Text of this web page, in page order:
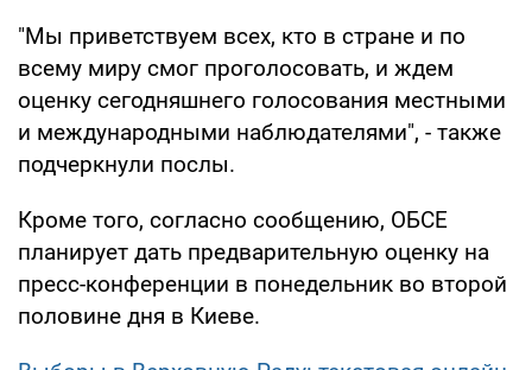
"Мы приветствуем всех, кто в стране и по
всему миру смог проголосовать, и ждем
оценку сегодняшнего голосования местными
и международными наблюдателями", - также
подчеркнули послы.
Кроме того, согласно сообщению, ОБСЕ
планирует дать предварительную оценку на
пресс-конференции в понедельник во второй
половине дня в Киеве.